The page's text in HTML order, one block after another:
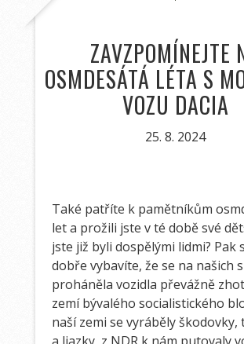
ZAVZPOMÍNEJTE
OSMDESÁTÁ LÉTA S
VOZU DACIA
25. 8. 2024
Také patříte k pamětníkům
let a prožili jste v té době své
jste již byli dospělými lidmi? Pak
dobře vybavíte, že se na našich
proháněla vozidla převážně
zemí bývalého socialistického
naší zemi se vyráběly
a liazky, z NDR k nám putovaly